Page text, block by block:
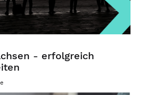
- erfolgreich